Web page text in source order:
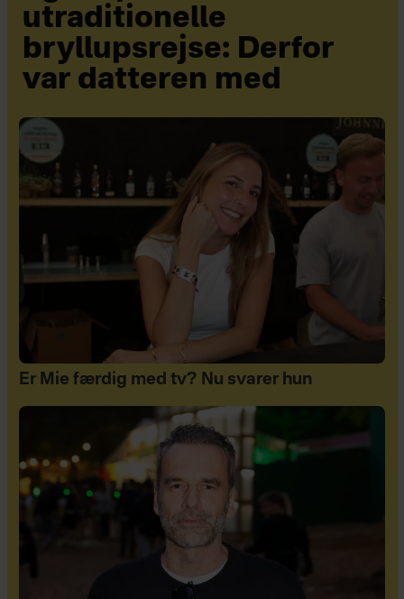
utraditionelle
bryllupsrejse: Derfor
var datteren med
Er Mie færdig med tv? Nu svarer hun